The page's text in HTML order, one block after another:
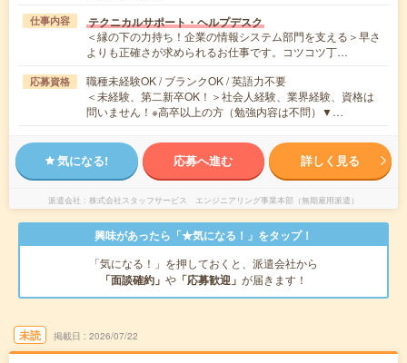
仕事内容 テクニカルサポート・ヘルプデスク
＜縁の下の力持ち！企業の情報システム部門を支える＞早さ
よりも正確さが求められるお仕事です。コツコツ丁…
応募資格
職種未経験OK / ブランクOK / 英語力不要
＜未経験、第二新卒OK！＞社会人経験、業界経験、資格は
問いません！※高卒以上の方（勉強内容は不問）▼…
気になる! 応募へ進む 詳しく見る
派遣会社 株式会社スタッフサービス エンジニアリング事業本部（無期雇用派遣）
興味があったら「★気になる！」をタップ！
「気になる！」を押しておくと、派遣会社から
「面談確約」 や 「応募歓迎」 が届きます！
未読 掲載日 2026/07/22